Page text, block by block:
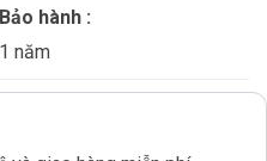
Bảo hành :
1 năm